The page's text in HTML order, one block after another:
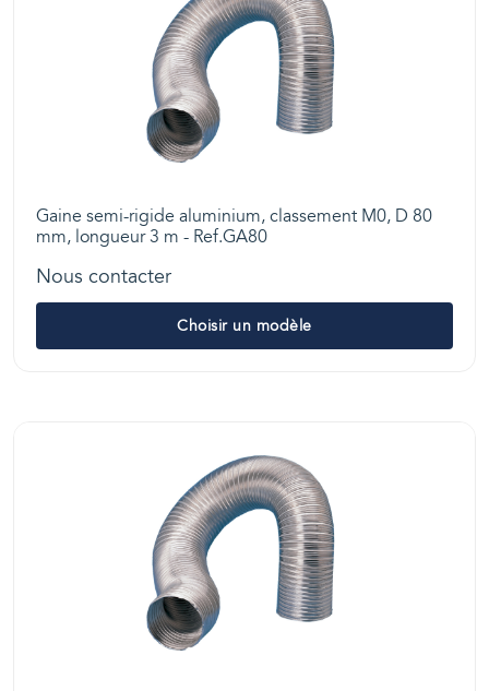
Gaine semi-rigide aluminium, classement M0, D 80
mm, longueur 3 m - Ref.GA80
Nous contacter
Choisir un modèle